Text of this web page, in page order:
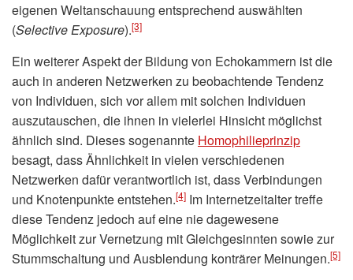
eigenen Weltanschauung entsprechend auswählten
(Selective Exposure).[3]
Ein weiterer Aspekt der Bildung von Echokammern ist die
auch in anderen Netzwerken zu beobachtende Tendenz
von Individuen, sich vor allem mit solchen Individuen
auszutauschen, die ihnen in vielerlei Hinsicht möglichst
ähnlich sind. Dieses sogenannte Homophilieprinzip
besagt, dass Ähnlichkeit in vielen verschiedenen
Netzwerken dafür verantwortlich ist, dass Verbindungen
und Knotenpunkte entstehen.[4] Im Internetzeitalter treffe
diese Tendenz jedoch auf eine nie dagewesene
Möglichkeit zur Vernetzung mit Gleichgesinnten sowie zur
Stummschaltung und Ausblendung konträrer Meinungen.[5]